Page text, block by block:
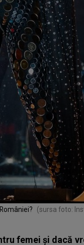
(sursa foto:
femei și dacă